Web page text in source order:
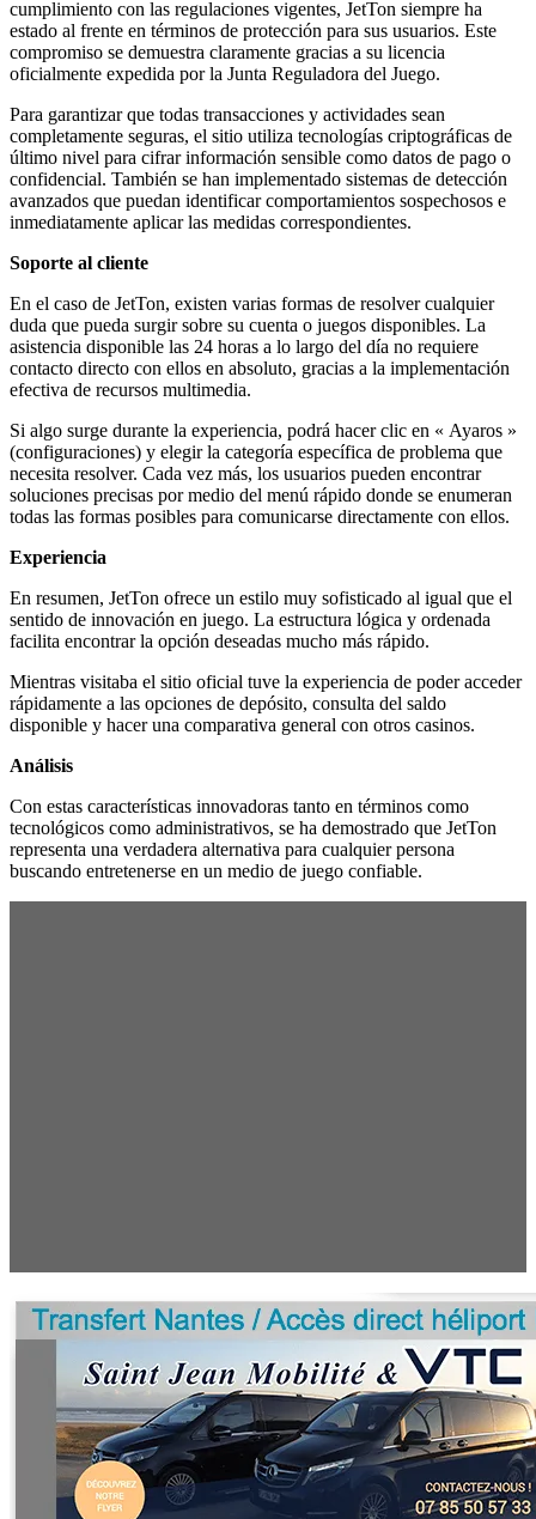
cumplimiento con las regulaciones vigentes, JetTon siempre ha
estado al frente en términos de protección para sus usuarios. Este
compromiso se demuestra claramente gracias a su licencia
oficialmente expedida por la Junta Reguladora del Juego.
Para garantizar que todas transacciones y actividades sean
completamente seguras, el sitio utiliza tecnologías criptográficas de
último nivel para cifrar información sensible como datos de pago o
confidencial. También se han implementado sistemas de detección
avanzados que puedan identificar comportamientos sospechosos e
inmediatamente aplicar las medidas correspondientes.
Soporte al cliente
En el caso de JetTon, existen varias formas de resolver cualquier
duda que pueda surgir sobre su cuenta o juegos disponibles. La
asistencia disponible las 24 horas a lo largo del día no requiere
contacto directo con ellos en absoluto, gracias a la implementación
efectiva de recursos multimedia.
Si algo surge durante la experiencia, podrá hacer clic en « Ayaros »
(configuraciones) y elegir la categoría específica de problema que
necesita resolver. Cada vez más, los usuarios pueden encontrar
soluciones precisas por medio del menú rápido donde se enumeran
todas las formas posibles para comunicarse directamente con ellos.
Experiencia
En resumen, JetTon ofrece un estilo muy sofisticado al igual que el
sentido de innovación en juego. La estructura lógica y ordenada
facilita encontrar la opción deseadas mucho más rápido.
Mientras visitaba el sitio oficial tuve la experiencia de poder acceder
rápidamente a las opciones de depósito, consulta del saldo
disponible y hacer una comparativa general con otros casinos.
Análisis
Con estas características innovadoras tanto en términos como
tecnológicos como administrativos, se ha demostrado que JetTon
representa una verdadera alternativa para cualquier persona
buscando entretenerse en un medio de juego confiable.